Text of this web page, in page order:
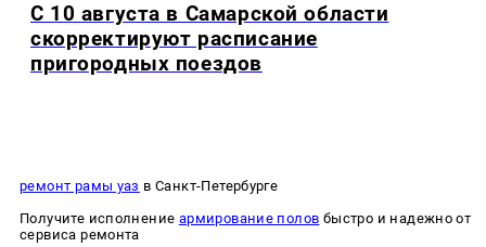
С 10 августа в Самарской области
скорректируют расписание
пригородных поездов
ремонт рамы уаз в Санкт-Петербурге
Получите исполнение армирование полов быстро и надежно от
сервиса ремонта